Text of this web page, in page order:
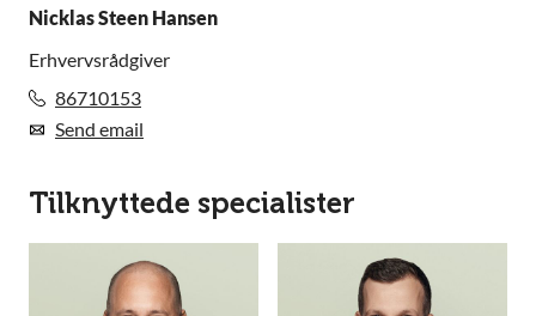
Nicklas Steen Hansen
Erhvervsrådgiver
86710153
Send email
Tilknyttede specialister